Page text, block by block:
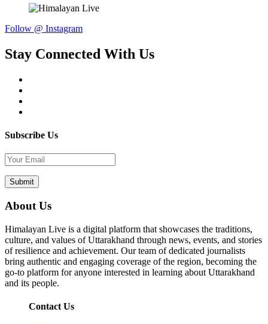
Follow @ Instagram
Stay Connected With Us
Subscribe Us
About Us
Himalayan Live is a digital platform that showcases the traditions,
culture, and values of Uttarakhand through news, events, and stories
of resilience and achievement. Our team of dedicated journalists
bring authentic and engaging coverage of the region, becoming the
go-to platform for anyone interested in learning about Uttarakhand
and its people.
Contact Us